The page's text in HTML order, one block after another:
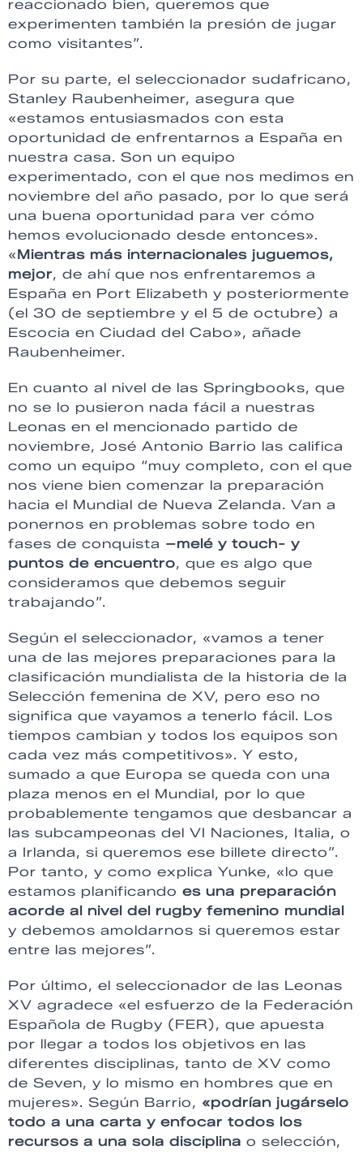
reaccionado bien, queremos que
experimenten también la presión de jugar
como visitantes”.
Por su parte, el seleccionador sudafricano,
Stanley Raubenheimer, asegura que
«estamos entusiasmados con esta
oportunidad de enfrentarnos a España en
nuestra casa. Son un equipo
experimentado, con el que nos medimos en
noviembre del año pasado, por lo que será
una buena oportunidad para ver cómo
hemos evolucionado desde entonces».
«Mientras más internacionales juguemos,
mejor, de ahí que nos enfrentaremos a
España en Port Elizabeth y posteriormente
(el 30 de septiembre y el 5 de octubre) a
Escocia en Ciudad del Cabo», añade
Raubenheimer.
En cuanto al nivel de las Springbooks, que
no se lo pusieron nada fácil a nuestras
Leonas en el mencionado partido de
noviembre, José Antonio Barrio las califica
como un equipo “muy completo, con el que
nos viene bien comenzar la preparación
hacia el Mundial de Nueva Zelanda. Van a
ponernos en problemas sobre todo en
fases de conquista –melé y touch- y
puntos de encuentro, que es algo que
consideramos que debemos seguir
trabajando”.
Según el seleccionador, «vamos a tener
una de las mejores preparaciones para la
clasificación mundialista de la historia de la
Selección femenina de XV, pero eso no
significa que vayamos a tenerlo fácil. Los
tiempos cambian y todos los equipos son
cada vez más competitivos». Y esto,
sumado a que Europa se queda con una
plaza menos en el Mundial, por lo que
probablemente tengamos que desbancar a
las subcampeonas del VI Naciones, Italia, o
a Irlanda, si queremos ese billete directo”.
Por tanto, y como explica Yunke, «lo que
estamos planificando es una preparación
acorde al nivel del rugby femenino mundial
y debemos amoldarnos si queremos estar
entre las mejores”.
Por último, el seleccionador de las Leonas
XV agradece «el esfuerzo de la Federación
Española de Rugby (FER), que apuesta
por llegar a todos los objetivos en las
diferentes disciplinas, tanto de XV como
de Seven, y lo mismo en hombres que en
mujeres». Según Barrio, «podrían jugárselo
todo a una carta y enfocar todos los
recursos a una sola disciplina o selección,